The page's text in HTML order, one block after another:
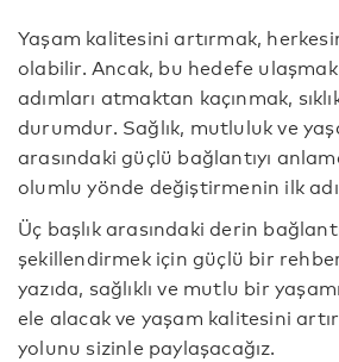
Yaşam kalitesini artırmak,
olabilir. Ancak, bu hedefe
adımları atmaktan kaçınmak,
durumdur. Sağlık, mutluluk ve
arasındaki güçlü bağlantıyı
olumlu yönde değiştirmenin ilk
Üç başlık arasındaki derin
şekillendirmek için güçlü bir
yazıda, sağlıklı ve mutlu bir
ele alacak ve yaşam kalitesini
yolunu sizinle paylaşacağız.